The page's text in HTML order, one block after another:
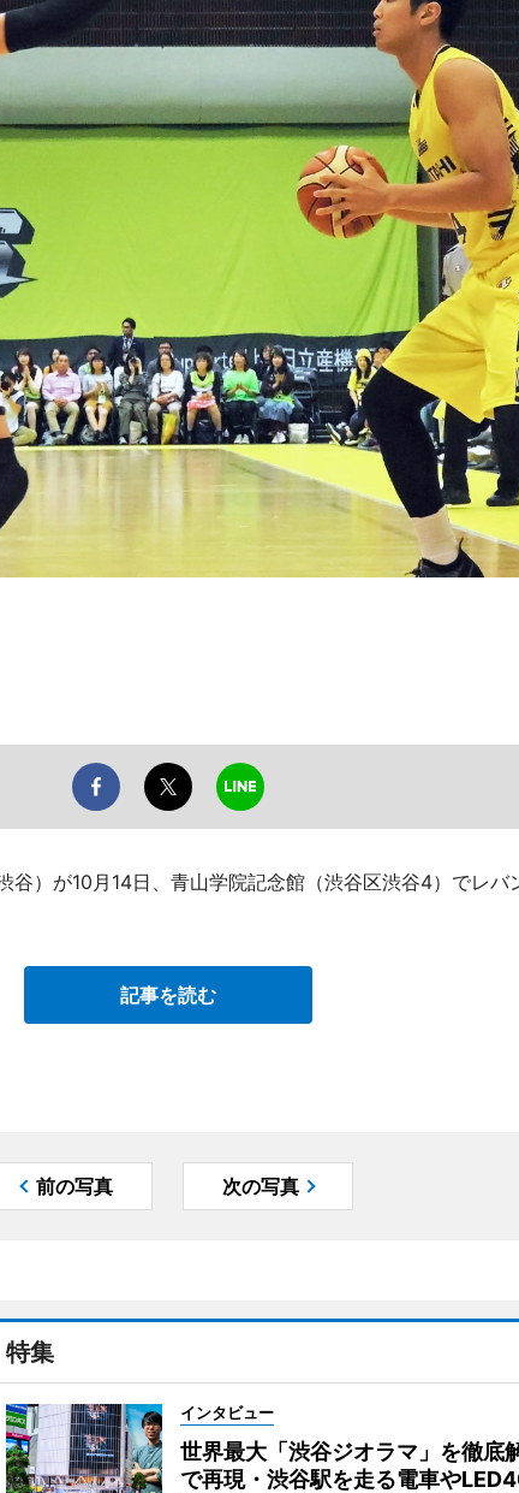
谷）が10月14日、青山学院記念館（渋谷区渋谷4）でレバ
記事を読む
前の写真 次の写真
特集
インタビュー
世界最大「渋谷ジオラマ」を徹
で再現・渋谷駅を走る電車や